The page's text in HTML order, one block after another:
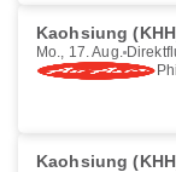
Kaohsiung
Mo., 17. Aug.
Kaohsiung